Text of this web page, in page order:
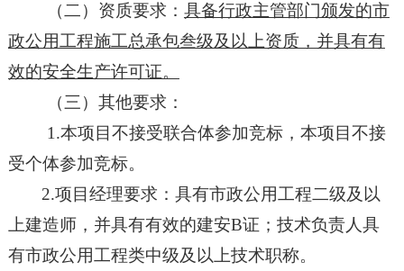
（二）资质要求： 具备行政主管部门颁发的市
政公用工程施工总承包叁级及以上资质，并具有有
效的安全生产许可证。
（三）其他要求：
1.本项目不接受联合体参加竞标，本项目不接
受个体参加竞标。
2.项目经理要求：具有市政公用工程二级及以
上建造师，并具有有效的建安B证；技术负责人具
有市政公用工程类中级及以上技术职称。